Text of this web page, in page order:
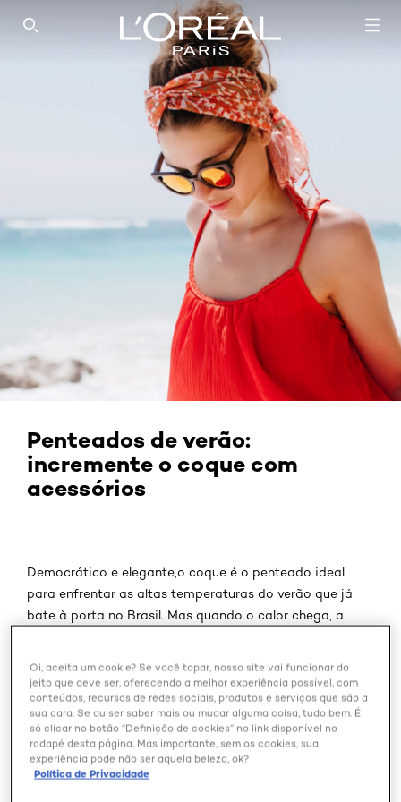
SEARCH THIS SITE
Penteados de verão:
incremente o coque com
acessórios
Democrático e elegante,o coque é o penteado ideal
para enfrentar as altas temperaturas do verão que já
bate à porta no Brasil. Mas quando o calor chega, a
acessórios de cabelo podem fazer toda a diferença no
visual, dando bossa ao coque simples e deixando o look
mais elaborado. O estilo pode variar de acordo com a
personalidade da mulher: para as mais românticas,
aplicações de flores, já para as mais decoladas,
Oi, aceita um cookie? Se você topar, nosso site vai funcionar do
jeito que deve ser, oferecendo a melhor experiência possível, com
conteúdos, recursos de redes sociais, produtos e serviços que são a
sua cara. Se quiser saber mais ou mudar alguma coisa, tudo bem. É
só clicar no botão “Definição de cookies” no link disponível no
rodapé desta página. Mas importante, sem os cookies, sua
experiência pode não ser aquela beleza, ok?
Política de Privacidade